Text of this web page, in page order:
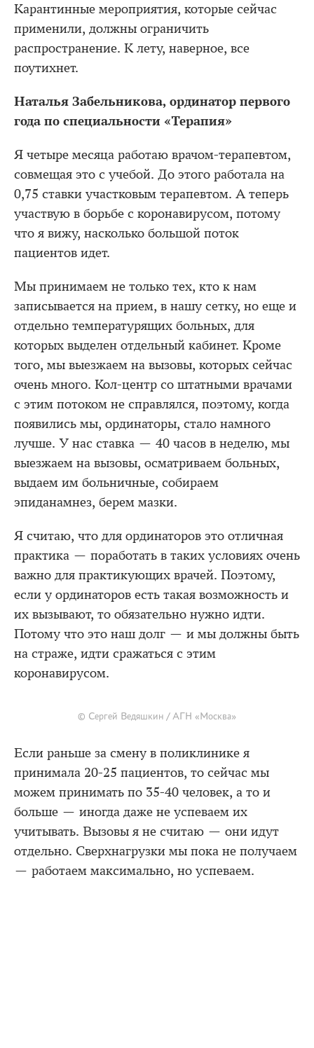
Карантинные мероприятия, которые сейчас
применили, должны ограничить
распространение. К лету, наверное, все
поутихнет.
Наталья Забельникова, ординатор первого
года по специальности «Терапия»
Я четыре месяца работаю врачом-терапевтом,
совмещая это с учебой. До этого работала на
0,75 ставки участковым терапевтом. А теперь
участвую в борьбе с коронавирусом, потому
что я вижу, насколько большой поток
пациентов идет.
Мы принимаем не только тех, кто к нам
записывается на прием, в нашу сетку, но еще и
отдельно температурящих больных, для
которых выделен отдельный кабинет. Кроме
того, мы выезжаем на вызовы, которых сейчас
очень много. Кол-центр со штатными врачами
с этим потоком не справлялся, поэтому, когда
появились мы, ординаторы, стало намного
лучше. У нас ставка — 40 часов в неделю, мы
выезжаем на вызовы, осматриваем больных,
выдаем им больничные, собираем
эпиданамнез, берем мазки.
Я считаю, что для ординаторов это отличная
практика — поработать в таких условиях очень
важно для практикующих врачей. Поэтому,
если у ординаторов есть такая возможность и
их вызывают, то обязательно нужно идти.
Потому что это наш долг — и мы должны быть
на страже, идти сражаться с этим
коронавирусом.
© Сергей Ведяшкин / АГН «Москва»
Если раньше за смену в поликлинике я
принимала 20-25 пациентов, то сейчас мы
можем принимать по 35-40 человек, а то и
больше — иногда даже не успеваем их
учитывать. Вызовы я не считаю — они идут
отдельно. Сверхнагрузки мы пока не получаем
— работаем максимально, но успеваем.